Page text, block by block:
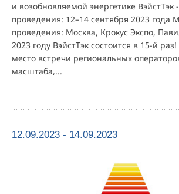
и возобновляемой энергетике ВэйстТэк
проведения: 12–14 сентября 2023 года
проведения: Москва, Крокус Экспо,
2023 году ВэйстТэк состоится в 15-й
место встречи региональных
масштаба,...
12.09.2023 - 14.09.2023